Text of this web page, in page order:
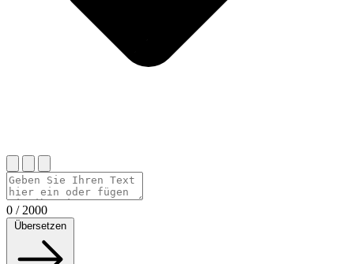
0 / 2000
Übersetzen